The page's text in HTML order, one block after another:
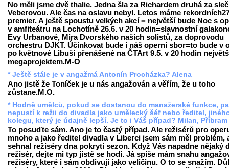
No měli jsme dvě thalie. Jedna šla za Richardem druhá za
Veberovou. Ale čas na oslavu nebyl. Letos máme
premier. A ještě spoustu velkých akcí = největší bude Noc s
v amfiteátru na Lochotíně 26.6. v 20 hodin=slavnostní
Evy Urbanové, Mira Dvorského našich solistů, za doprovodu
orchestru DJKT. Účinkovat bude i náš operní sbor=to bude v
po květnové Libuši přenášené na ČTArt 9.5. v 20 hodin
megaprojektem.M-O
* Ještě stále je v angažmá Antonín Procházka? Alena
Ano jistě že Toníček je u nás angažován a věřím, že u toho
zůstane.M.O.
* Hodně umělců, pokud se dostanou do manažerské funkce,
nepustí k režii do divadla jako umělecký šéf nebo ředitel,
kolegu, který je údajně lepší. Je to i Váš případ? Milan, Příbram
To posuďte sám. Ano je to častý případ. Ale režisérů pro
mnoho a jako ředitel divadla v Liberci jsem sám měl problém,
sehnal režiséry dna pokrytí sezon. Když Vás napadne nějaký
režisér, dejte mi typ jistě se hodí. Já spíše mám snahu
režiséry, které i sám obdivuji jako veličinu. O to se snažím.